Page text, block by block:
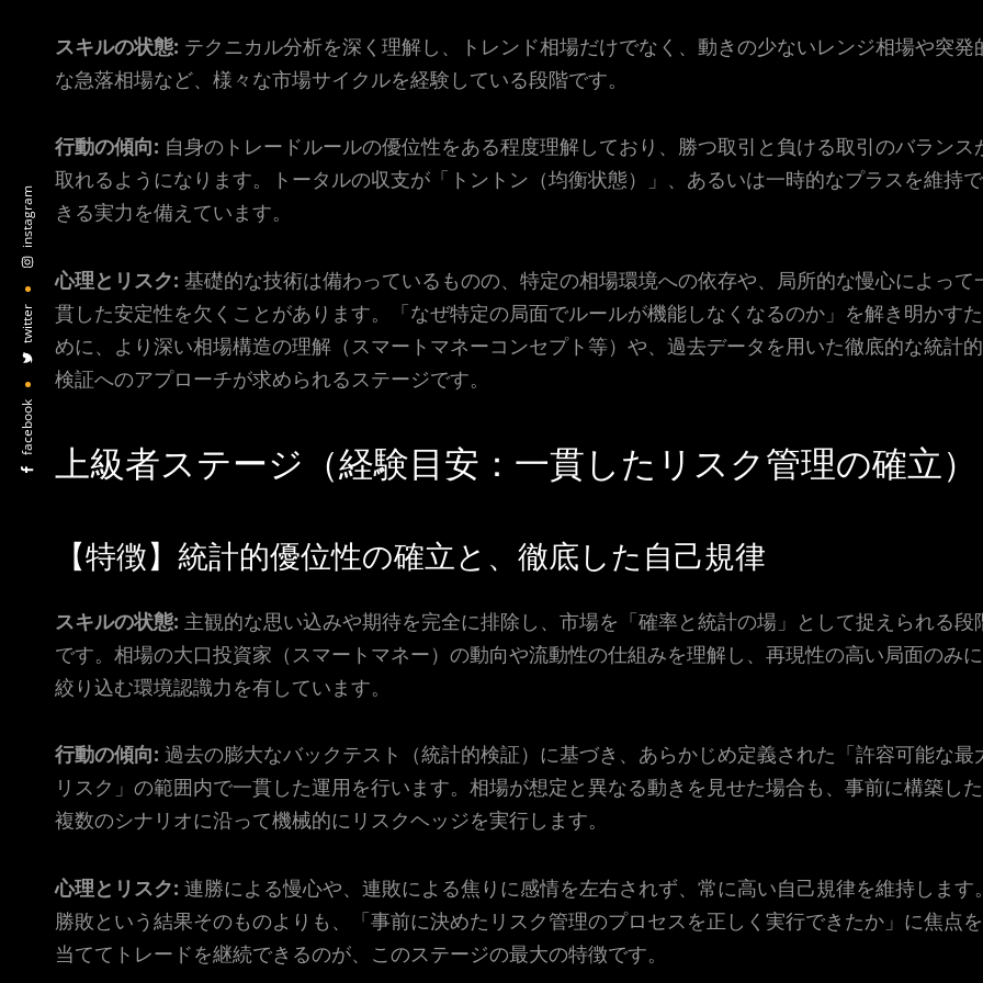
facebook
twitter
instagram
スキルの状態: テクニカル分析を深く理解し、トレンド相場だけでなく、動きの少ないレンジ相場や突発
な急落相場など、様々な市場サイクルを経験している段階です。
行動の傾向: 自身のトレードルールの優位性をある程度理解しており、勝つ取引と負ける取引のバランス
取れるようになります。トータルの収支が「トントン（均衡状態）」、あるいは一時的なプラスを維持で
きる実力を備えています。
心理とリスク: 基礎的な技術は備わっているものの、特定の相場環境への依存や、局所的な慢心によって
貫した安定性を欠くことがあります。「なぜ特定の局面でルールが機能しなくなるのか」を解き明かすた
めに、より深い相場構造の理解（スマートマネーコンセプト等）や、過去データを用いた徹底的な統計的
検証へのアプローチが求められるステージです。
上級者ステージ（経験目安：一貫したリスク管理の確立）
【特徴】統計的優位性の確立と、徹底した自己規律
スキルの状態: 主観的な思い込みや期待を完全に排除し、市場を「確率と統計の場」として捉えられる段
です。相場の大口投資家（スマートマネー）の動向や流動性の仕組みを理解し、再現性の高い局面のみに
絞り込む環境認識力を有しています。
行動の傾向: 過去の膨大なバックテスト（統計的検証）に基づき、あらかじめ定義された「許容可能な最
リスク」の範囲内で一貫した運用を行います。相場が想定と異なる動きを見せた場合も、事前に構築した
複数のシナリオに沿って機械的にリスクヘッジを実行します。
心理とリスク: 連勝による慢心や、連敗による焦りに感情を左右されず、常に高い自己規律を維持します。
勝敗という結果そのものよりも、「事前に決めたリスク管理のプロセスを正しく実行できたか」に焦点を
当ててトレードを継続できるのが、このステージの最大の特徴です。